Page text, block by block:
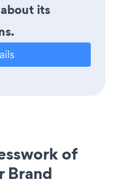
its
of
Brand